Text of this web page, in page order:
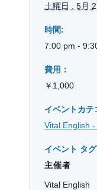
土曜日 , 5月
時間:
7:00 pm -
費用：
￥1,000
イベントカテ
Vital English
イベント タ
主催者
Vital English